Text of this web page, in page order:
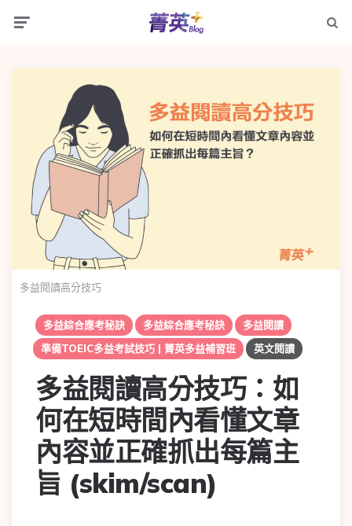
多益閱讀高分技巧
多益綜合應考秘訣 多益綜合應考秘訣
多益閱讀
準備TOEIC多益考試技巧 | 菁英多益補習班
英文閱讀
多益閱讀高分技巧：如
何在短時間內看懂文章
內容並正確抓出每篇主
旨 (skim/scan)